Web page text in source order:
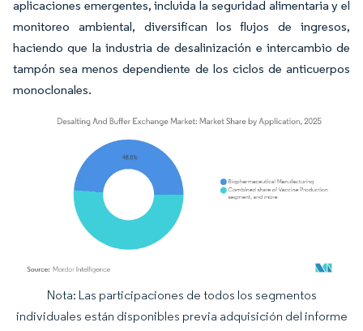
aplicaciones emergentes, incluida la seguridad alimentaria y el
monitoreo ambiental, diversifican los flujos de ingresos,
haciendo que la industria de desalinización e intercambio de
tampón sea menos dependiente de los ciclos de anticuerpos
monoclonales.
Imagen © Mordor Intelligence. El uso requiere atribución según CC BY 4.0.
Nota: Las participaciones de todos los segmentos
individuales están disponibles previa adquisición del informe